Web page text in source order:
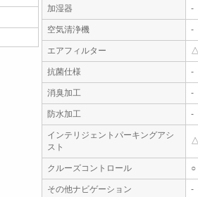
加湿器 -
空気清浄機 -
エアフィルター
抗菌仕様 -
消臭加工 -
防水加工 -
インテリジェントパーキングアシ
スト
クルーズコントロール ○
その他ナビゲーション -